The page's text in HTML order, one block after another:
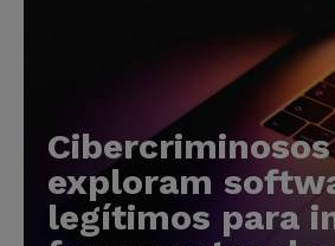
Cibercriminosos
exploram
legítimos para